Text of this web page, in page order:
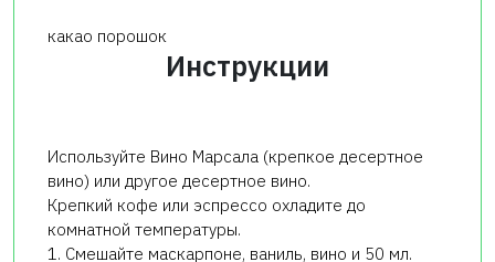
какао порошок
Инструкции
Используйте Вино Марсала (крепкое десертное
вино) или другое десертное вино.
Крепкий кофе или эспрессо охладите до
комнатной температуры.
1. Смешайте маскарпоне, ваниль, вино и 50 мл.